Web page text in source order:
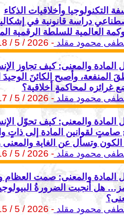
التكنولوجيا وأخلاقيات الذكاء
دراسة قانونية في
العالمية للسلطة الرقمية
محمود مقلد- 2026 / 5 / 18
المادة والمعنى: كيف تجاوز
المنفعة، وأصبح الكائنَ الوحيدَ
غرائزه لمحاكمةٍ أخلاقية؟
محمود مقلد- 2026 / 5 / 17
المادة والمعنى: كيف تحوّل
صامتٍ لقوانين المادة إلى ذاتٍ
وتسأل عن الغاية والمعنى
محمود مقلد- 2026 / 5 / 16
المادة والمعنى: صمت العظام
هل أنجبت الضرورةُ
محمود مقلد- 2026 / 5 / 15